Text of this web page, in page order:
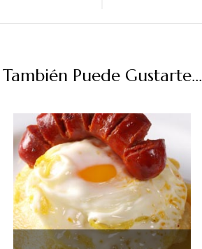
También Puede Gustarte...